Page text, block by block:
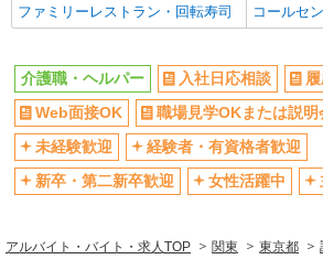
時間や曜日が選べる・シフト自由
深夜
禁煙・分煙
残業ほぼ
転勤なし
登録制
交通費支給
社会保険
社割・特典あり
研修制度あ
資格取得支援制度あり
高収入・
ファミリーレストラン・回転寿司
コールセ
介護職・ヘルパー 入社日応相談
Web面接OK
職場見学OKまたは説明
未経験歓迎
経験者・有資格者歓迎
新卒・第二新卒歓迎
女性活躍中
アルバイト・バイト・求人TOP 関東 東京都